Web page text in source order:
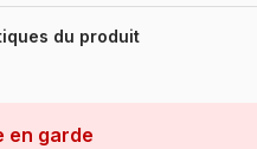
du produit
en garde